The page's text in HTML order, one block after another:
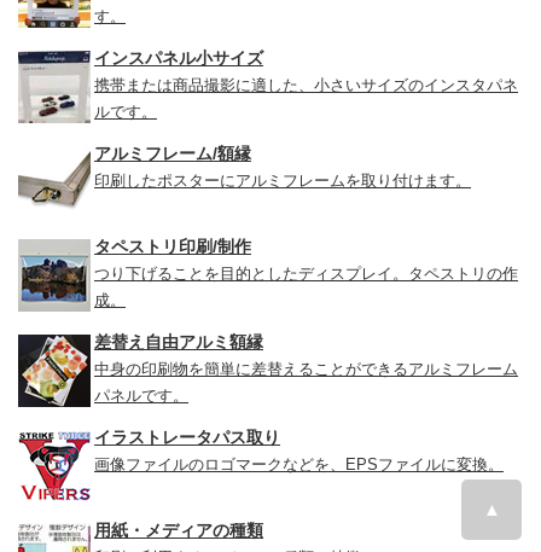
す。
インスパネル小サイズ
携帯または商品撮影に適した、小さいサイズのインスタパネ
ルです。
アルミフレーム/額縁
印刷したポスターにアルミフレームを取り付けます。
タペストリ印刷/制作
つり下げることを目的としたディスプレイ。タペストリの作
成。
差替え自由アルミ額縁
中身の印刷物を簡単に差替えることができるアルミフレーム
パネルです。
イラストレータパス取り
画像ファイルのロゴマークなどを、EPSファイルに変換。
用紙・メディアの種類
▲